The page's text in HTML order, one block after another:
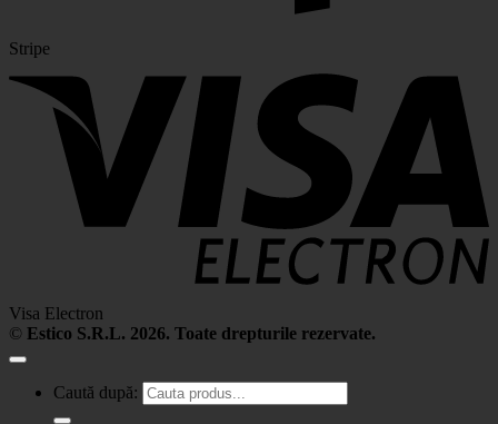
Stripe
Visa Electron
© Estico S.R.L. 2026. Toate drepturile rezervate.
Caută după: